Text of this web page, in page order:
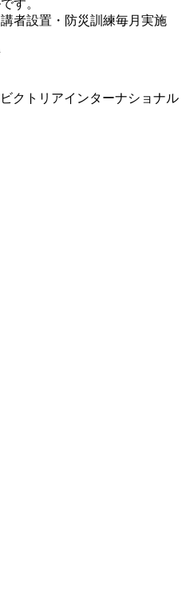
す。
者設置・防災訓練毎月実施
クトリアインターナショナル